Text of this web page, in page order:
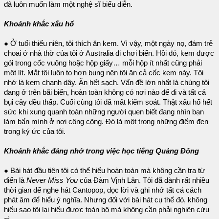
đã luôn muốn làm một nghệ sĩ biểu diễn.
Khoảnh khắc xấu hổ
● Ở tuổi thiếu niên, tôi thích ăn kem. Vì vậy, một ngày nọ, đám trẻ
choai ở nhà thờ của tôi ở Australia đi chơi biển. Hồi đó, kem được
gói trong cốc vuông hoặc hộp giấy… mỗi hộp ít nhất cũng phải
một lít. Mắt tôi luôn to hơn bụng nên tôi ăn cả cốc kem này. Tôi
nhớ là kem chanh dây. Ăn hết sạch. Vấn đề lớn nhất là chúng tôi
đang ở trên bãi biển, hoàn toàn không có nơi nào để đi và tất cả
bụi cây đều thấp. Cuối cùng tôi đã mất kiểm soát. Thật xấu hổ hết
sức khi xung quanh toàn những người quen biết đang nhìn bạn
làm bẩn mình ở nơi công cộng. Đó là một trong những điểm đen
trong ký ức của tôi.
Khoảnh khắc đáng nhớ trong việc học tiếng Quảng Đông
● Bài hát đầu tiên tôi có thể hiểu hoàn toàn mà không cần tra từ
điển là Never Miss You của Đàm Vịnh Lân. Tôi đã dành rất nhiều
thời gian để nghe hát Cantopop, đọc lời và ghi nhớ tất cả cách
phát âm để hiểu ý nghĩa. Nhưng đối với bài hát cụ thể đó, không
hiểu sao tôi lại hiểu được toàn bộ mà không cần phải nghiên cứu